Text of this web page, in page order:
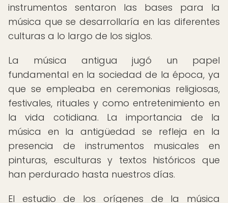
instrumentos sentaron las bases para la
música que se desarrollaría en las diferentes
culturas a lo largo de los siglos.
La música antigua jugó un papel
fundamental en la sociedad de la época, ya
que se empleaba en ceremonias religiosas,
festivales, rituales y como entretenimiento en
la vida cotidiana. La importancia de la
música en la antigüedad se refleja en la
presencia de instrumentos musicales en
pinturas, esculturas y textos históricos que
han perdurado hasta nuestros días.
El estudio de los orígenes de la música